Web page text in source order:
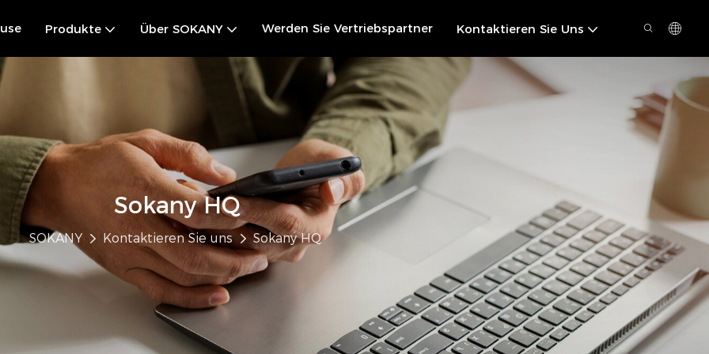
Produkte Über SOKANY Werden Sie Vertriebspartner Kontaktieren Sie Uns
Sokany HQ
SOKANY Kontaktieren Sie uns Sokany HQ